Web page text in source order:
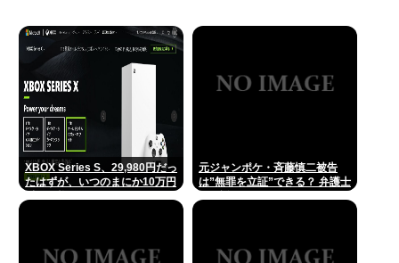
XBOX Series S、29,980円だっ
たはずが、いつのまにか10万円
元ジャンポケ・斉藤慎二被告
は”無罪を立証”できる？ 弁護士